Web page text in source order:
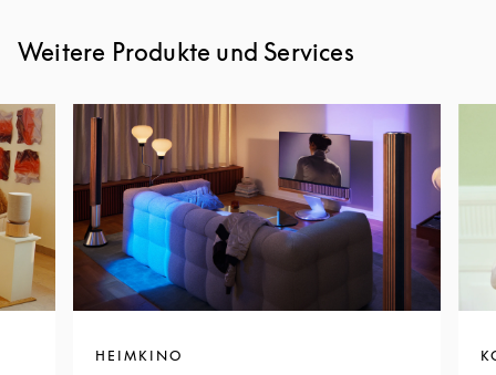
Weitere Produkte und Services
HEIMKINO